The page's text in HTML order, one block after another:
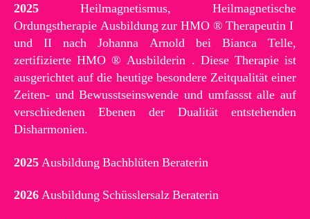
2025 Heilmagnetismus, Heilmagnetische
Ordungstherapie Ausbildung zur HMO ® Therapeutin I
und II nach Johanna Arnold bei Bianca Telle,
zertifizierte HMO ® Ausbilderin . Diese Therapie ist
ausgerichtet auf die heutige besondere Zeitqualität einer
Zeiten- und Bewusstseinswende und umfassst alle auf
verschiedenen Ebenen der Dualität entstehenden
Disharmonien.
2025Ausbildung Bachblüten Beraterin
2026Ausbildung Schüsslersalz Beraterin